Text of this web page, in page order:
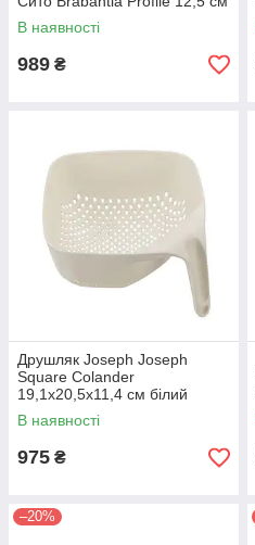
В наявності
989 ₴
Друшляк Joseph Joseph
Square Colander
19,1x20,5x11,4 см білий
В наявності
975 ₴
–20%